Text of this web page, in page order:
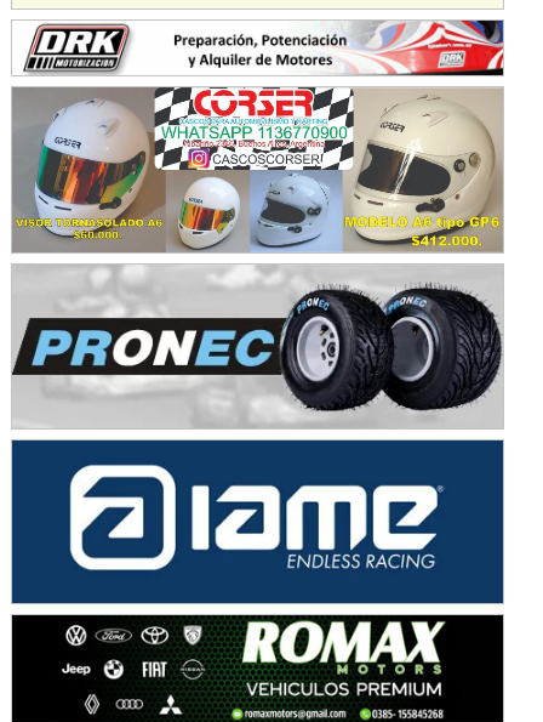
KDO - F6
Ciudad de Trenque Lauquen (Asfalto)
Trenque Lauquen (Buenos Aires)
ENTRERRIANO - F6 (POSTERGADA)
Parque de la Velocidad (Asfalto)
Villaguay (Entre Ríos)
VICTORIENSE - F7
El Cerro (Tierra)
Victoria (Entre Ríos)
PATAGONICO - F6
Moto Club Reginense (Tierra)
Gral. E. Godoy (Río Negro)
NORESTE SANTAFESINO - F6
Ciudad de Avellaneda (Asfalto)
Avellaneda (Santa Fe)
José Samuel Sánchez (Tierra)
Rufino (Santa Fe)
TUCUMANO - F5
Juan Navarro (Asfalto)